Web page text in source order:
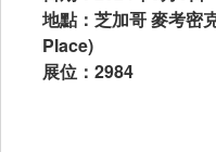
地點：芝加哥 麥考密
Place)
展位：2984